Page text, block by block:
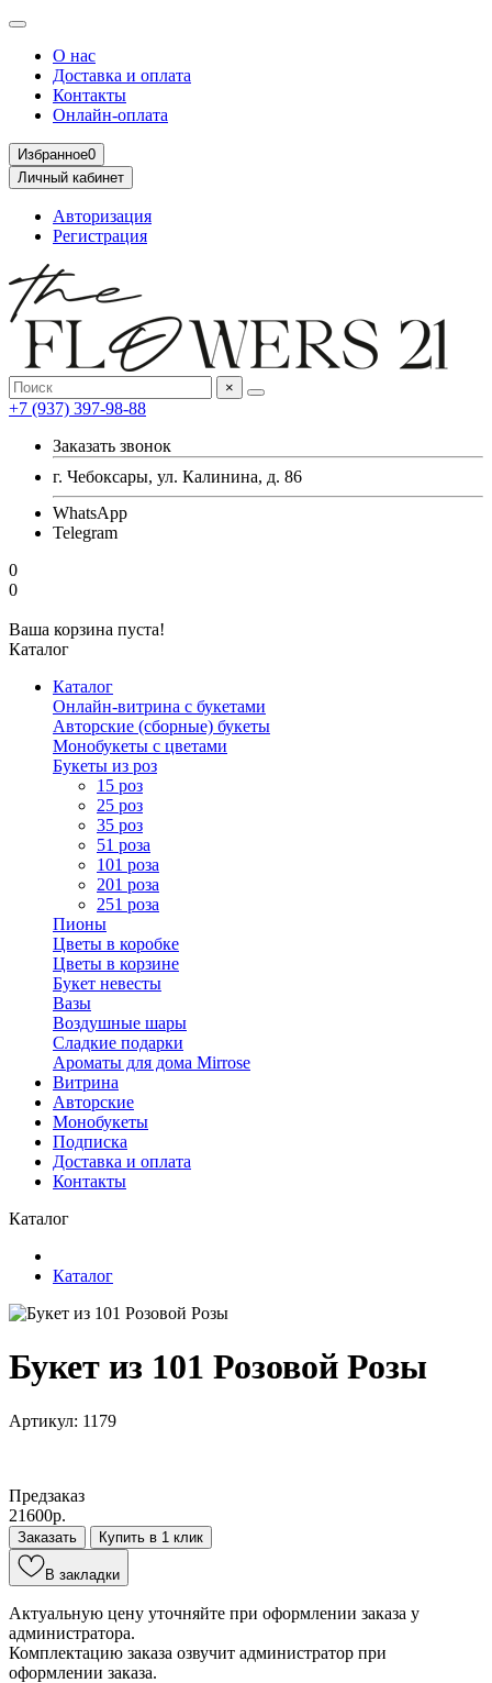
О нас
Доставка и оплата
Контакты
Онлайн-оплата
Избранное0
Личный кабинет
Авторизация
Регистрация
×
+7 (937) 397-98-88
Заказать звонок
г. Чебоксары, ул. Калинина, д. 86
WhatsApp
Telegram
0
0
Ваша корзина пуста!
Каталог
Каталог
Онлайн-витрина с букетами
Авторские (сборные) букеты
Монобукеты с цветами
Букеты из роз
15 роз
25 роз
35 роз
51 роза
101 роза
201 роза
251 роза
Пионы
Цветы в коробке
Цветы в корзине
Букет невесты
Вазы
Воздушные шары
Сладкие подарки
Ароматы для дома Mirrose
Витрина
Авторские
Монобукеты
Подписка
Доставка и оплата
Контакты
Каталог
Каталог
Букет из 101 Розовой Розы
Артикул: 1179
Предзаказ
21600р.
Заказать Купить в 1 клик
В закладки
Актуальную цену уточняйте при оформлении заказа у
администратора.
Комплектацию заказа озвучит администратор при
оформлении заказа.